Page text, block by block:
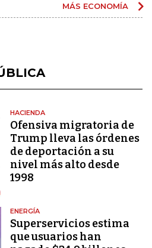
MÁS ECONOMÍA
HACIENDA
Ofensiva migratoria de
Trump lleva las órdenes
de deportación a su
nivel más alto desde
1998
ENERGÍA
Superservicios estima
que usuarios han